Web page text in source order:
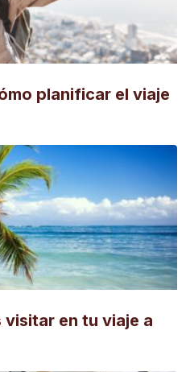
planificar el viaje
en tu viaje a